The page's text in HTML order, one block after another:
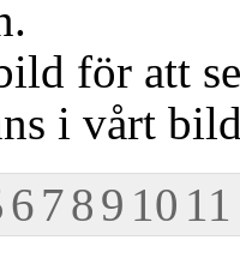
för att
i vårt
6789 10 11